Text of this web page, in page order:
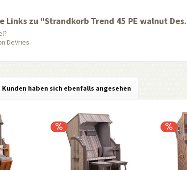
Links zu "Strandkorb Trend 45 PE walnut
DeVries
Kunden haben sich ebenfalls angesehen